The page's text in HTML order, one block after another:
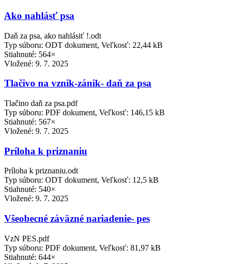
Ako nahlásť psa
Daň za psa, ako nahlásiť !.odt
Typ súboru: ODT dokument, Veľkosť: 22,44 kB
Stiahnuté: 564×
Vložené: 9. 7. 2025
Tlačivo na vznik-zánik- daň za psa
Tlačino daň za psa.pdf
Typ súboru: PDF dokument, Veľkosť: 146,15 kB
Stiahnuté: 567×
Vložené: 9. 7. 2025
Príloha k priznaniu
Príloha k priznaniu.odt
Typ súboru: ODT dokument, Veľkosť: 12,5 kB
Stiahnuté: 540×
Vložené: 9. 7. 2025
Všeobecné záväzné nariadenie- pes
VzN PES.pdf
Typ súboru: PDF dokument, Veľkosť: 81,97 kB
Stiahnuté: 644×